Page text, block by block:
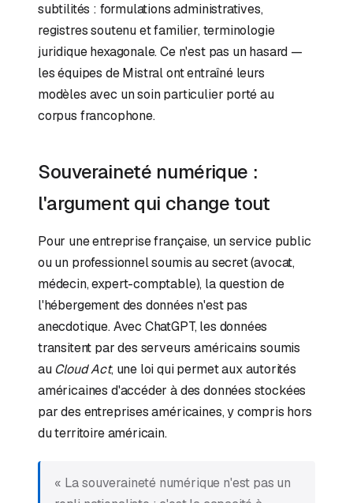
subtilités : formulations administratives,
registres soutenu et familier, terminologie
juridique hexagonale. Ce n'est pas un hasard —
les équipes de Mistral ont entraîné leurs
modèles avec un soin particulier porté au
corpus francophone.
Souveraineté numérique :
l'argument qui change tout
Pour une entreprise française, un service public
ou un professionnel soumis au secret (avocat,
médecin, expert-comptable), la question de
l'hébergement des données n'est pas
anecdotique. Avec ChatGPT, les données
transitent par des serveurs américains soumis
au Cloud Act, une loi qui permet aux autorités
américaines d'accéder à des données stockées
par des entreprises américaines, y compris hors
du territoire américain.
« La souveraineté numérique n'est pas un